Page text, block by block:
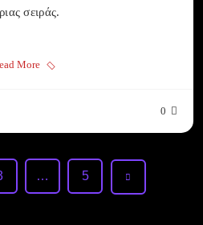
σειράς.
More
0
… 5